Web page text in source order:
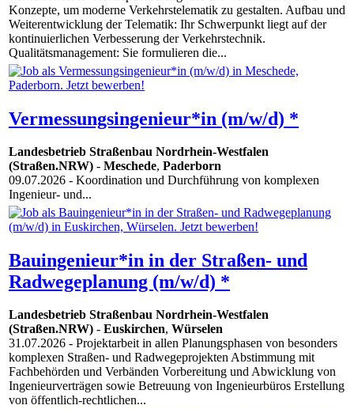
Konzepte, um moderne Verkehrstelematik zu gestalten. Aufbau und
Weiterentwicklung der Telematik: Ihr Schwerpunkt liegt auf der
kontinuierlichen Verbesserung der Verkehrstechnik.
Qualitätsmanagement: Sie formulieren die...
Vermessungsingenieur*in (m/w/d) *
Landesbetrieb Straßenbau Nordrhein-Westfalen
(Straßen.NRW) - Meschede, Paderborn
09.07.2026 - Koordination und Durchführung von komplexen
Ingenieur- und...
Bauingenieur*in in der Straßen- und
Radwegeplanung (m/w/d) *
Landesbetrieb Straßenbau Nordrhein-Westfalen
(Straßen.NRW) - Euskirchen, Würselen
31.07.2026 - Projektarbeit in allen Planungsphasen von besonders
komplexen Straßen- und Radwegeprojekten Abstimmung mit
Fachbehörden und Verbänden Vorbereitung und Abwicklung von
Ingenieurverträgen sowie Betreuung von Ingenieurbüros Erstellung
von öffentlich-rechtlichen...